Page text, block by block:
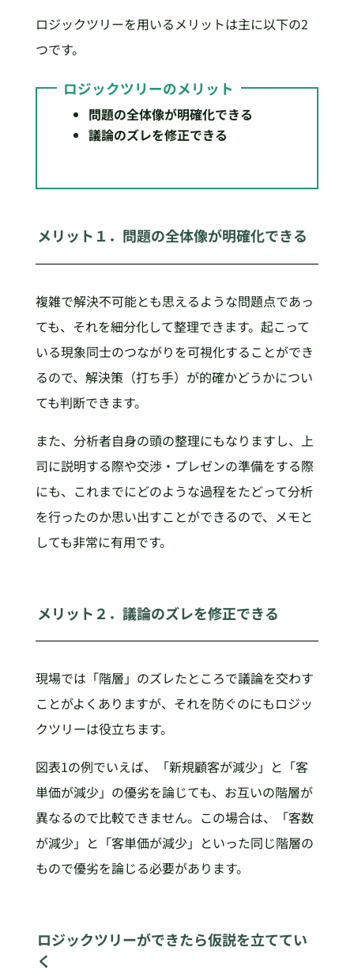
ロジックツリーを用いるメリットは主に以下の2
つです。
ロジックツリーのメリット
問題の全体像が明確化できる
議論のズレを修正できる
メリット１．問題の全体像が明確化できる
複雑で解決不可能とも思えるような問題点であっ
ても、それを細分化して整理できます。起こって
いる現象同士のつながりを可視化することができ
るので、解決策（打ち手）が的確かどうかについ
ても判断できます。
また、分析者自身の頭の整理にもなりますし、上
司に説明する際や交渉・プレゼンの準備をする際
にも、これまでにどのような過程をたどって分析
を行ったのか思い出すことができるので、メモと
しても非常に有用です。
メリット２．議論のズレを修正できる
現場では「階層」のズレたところで議論を交わす
ことがよくありますが、それを防ぐのにもロジッ
クツリーは役立ちます。
図表1の例でいえば、「新規顧客が減少」と「客
単価が減少」の優劣を論じても、お互いの階層が
異なるので比較できません。この場合は、「客数
が減少」と「客単価が減少」といった同じ階層の
もので優劣を論じる必要があります。
ロジックツリーができたら仮説を立ててい
く